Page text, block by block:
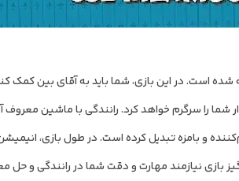
است. در این بازی، شما باید به آقای بین کمک
را سرگرم خواهد کرد. رانندگی با ماشین معروف
و بامزه تبدیل کرده است. در طول بازی،
بازی نیازمند مهارت و دقت شما در رانندگی و